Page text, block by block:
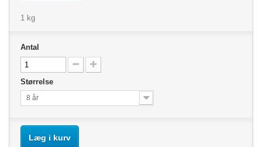
1 kg
Antal
Størrelse
8 år
Læg i kurv